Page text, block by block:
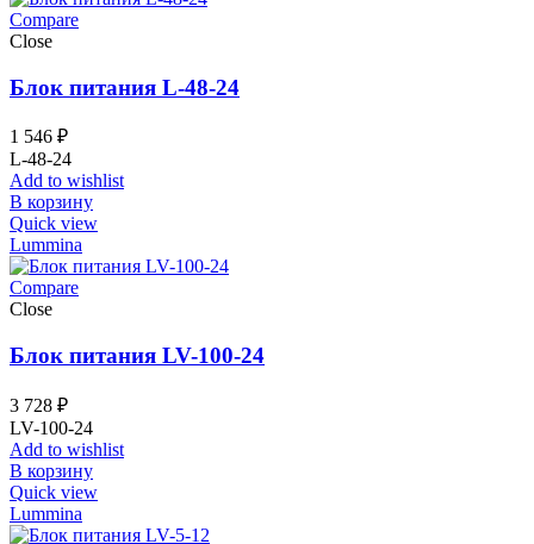
Compare
Close
Блок питания L-48-24
1 546 ₽
L-48-24
Add to wishlist
В корзину
Quick view
Lummina
Compare
Close
Блок питания LV-100-24
3 728 ₽
LV-100-24
Add to wishlist
В корзину
Quick view
Lummina